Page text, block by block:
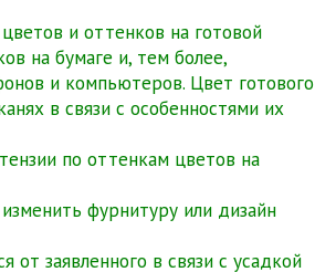
и оттенков на готовой
на бумаге и, тем более,
и компьютеров. Цвет готового
в связи с особенностями их
по оттенкам цветов на
фурнитуру или дизайн
от заявленного в связи с усадкой